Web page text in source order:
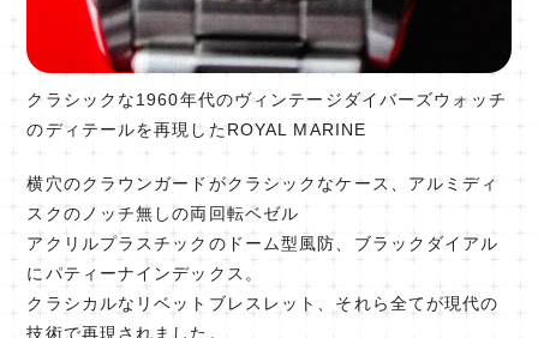
クラシックな1960年代のヴィンテージダイバーズウォッチ
のディテールを再現したROYAL MARINE
横穴のクラウンガードがクラシックなケース、アルミディ
スクのノッチ無しの両回転ベゼル
アクリルプラスチックのドーム型風防、ブラックダイアル
にパティーナインデックス。
クラシカルなリベットブレスレット、それら全てが現代の
技術で再現されました。